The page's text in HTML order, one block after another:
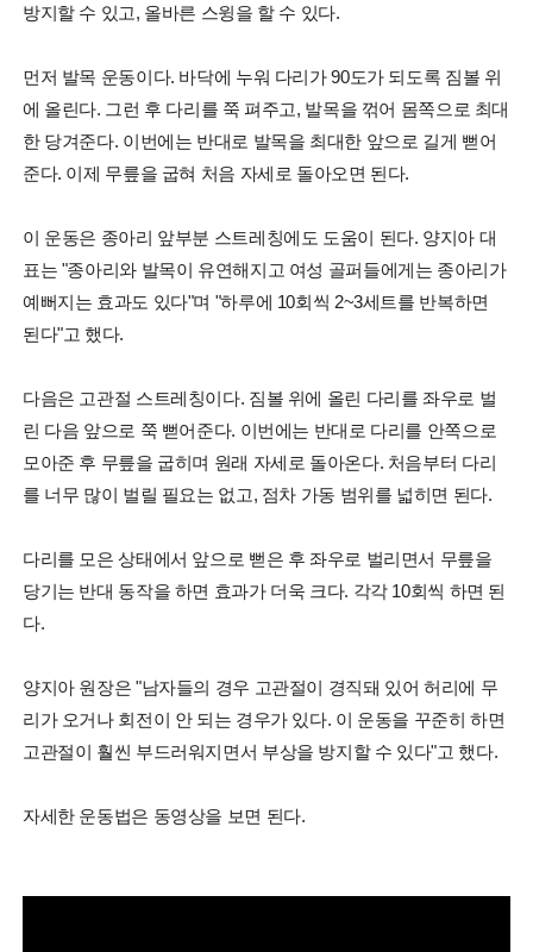
방지할 수 있고, 올바른 스윙을 할 수 있다.
먼저 발목 운동이다. 바닥에 누워 다리가 90도가 되도록 짐볼 위
에 올린다. 그런 후 다리를 쭉 펴주고, 발목을 꺾어 몸쪽으로 최대
한 당겨준다. 이번에는 반대로 발목을 최대한 앞으로 길게 뻗어
준다. 이제 무릎을 굽혀 처음 자세로 돌아오면 된다.
이 운동은 종아리 앞부분 스트레칭에도 도움이 된다. 양지아 대
표는 "종아리와 발목이 유연해지고 여성 골퍼들에게는 종아리가
예뻐지는 효과도 있다"며 "하루에 10회씩 2~3세트를 반복하면
된다"고 했다.
다음은 고관절 스트레칭이다. 짐볼 위에 올린 다리를 좌우로 벌
린 다음 앞으로 쭉 뻗어준다. 이번에는 반대로 다리를 안쪽으로
모아준 후 무릎을 굽히며 원래 자세로 돌아온다. 처음부터 다리
를 너무 많이 벌릴 필요는 없고, 점차 가동 범위를 넓히면 된다.
다리를 모은 상태에서 앞으로 뻗은 후 좌우로 벌리면서 무릎을
당기는 반대 동작을 하면 효과가 더욱 크다. 각각 10회씩 하면 된
다.
양지아 원장은 "남자들의 경우 고관절이 경직돼 있어 허리에 무
리가 오거나 회전이 안 되는 경우가 있다. 이 운동을 꾸준히 하면
고관절이 훨씬 부드러워지면서 부상을 방지할 수 있다"고 했다.
자세한 운동법은 동영상을 보면 된다.